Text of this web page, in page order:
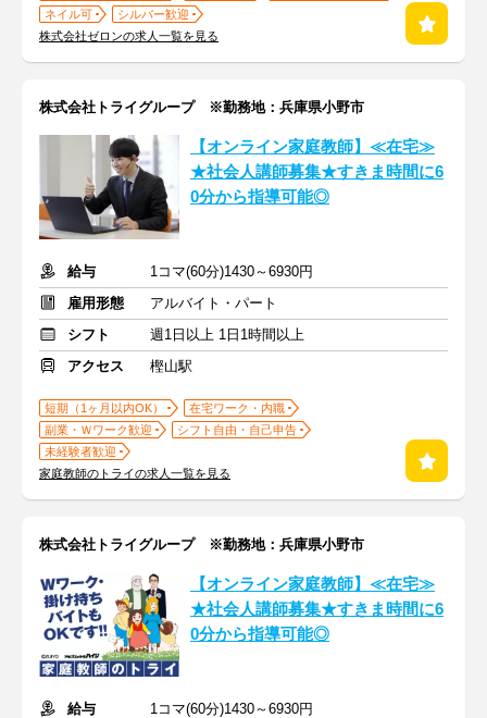
ネイル可
シルバー歓迎
株式会社ゼロンの求人一覧を見る
株式会社トライグループ ※勤務地：兵庫県小野市
【オンライン家庭教師】≪在宅≫
★社会人講師募集★すきま時間に6
0分から指導可能◎
給与
1コマ(60分)1430～6930円
雇用形態
アルバイト・パート
シフト
週1日以上 1日1時間以上
アクセス
樫山駅
短期（1ヶ月以内OK）
在宅ワーク・内職
副業・Ｗワーク歓迎
シフト自由・自己申告
未経験者歓迎
家庭教師のトライの求人一覧を見る
株式会社トライグループ ※勤務地：兵庫県小野市
【オンライン家庭教師】≪在宅≫
★社会人講師募集★すきま時間に6
0分から指導可能◎
給与
1コマ(60分)1430～6930円